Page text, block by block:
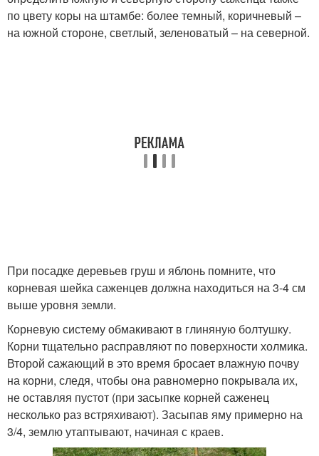
по цвету коры на штамбе: более темный, коричневый –
на южной стороне, светлый, зеленоватый – на северной.
При посадке деревьев груш и яблонь помните, что
корневая шейка саженцев должна находиться на 3-4 см
выше уровня земли.
Корневую систему обмакивают в глиняную болтушку.
Корни тщательно расправляют по поверхности холмика.
Второй сажающий в это время бросает влажную почву
на корни, следя, чтобы она равномерно покрывала их,
не оставляя пустот (при засыпке корней саженец
несколько раз встряхивают). Засыпав яму примерно на
3/4, землю утаптывают, начиная с краев.